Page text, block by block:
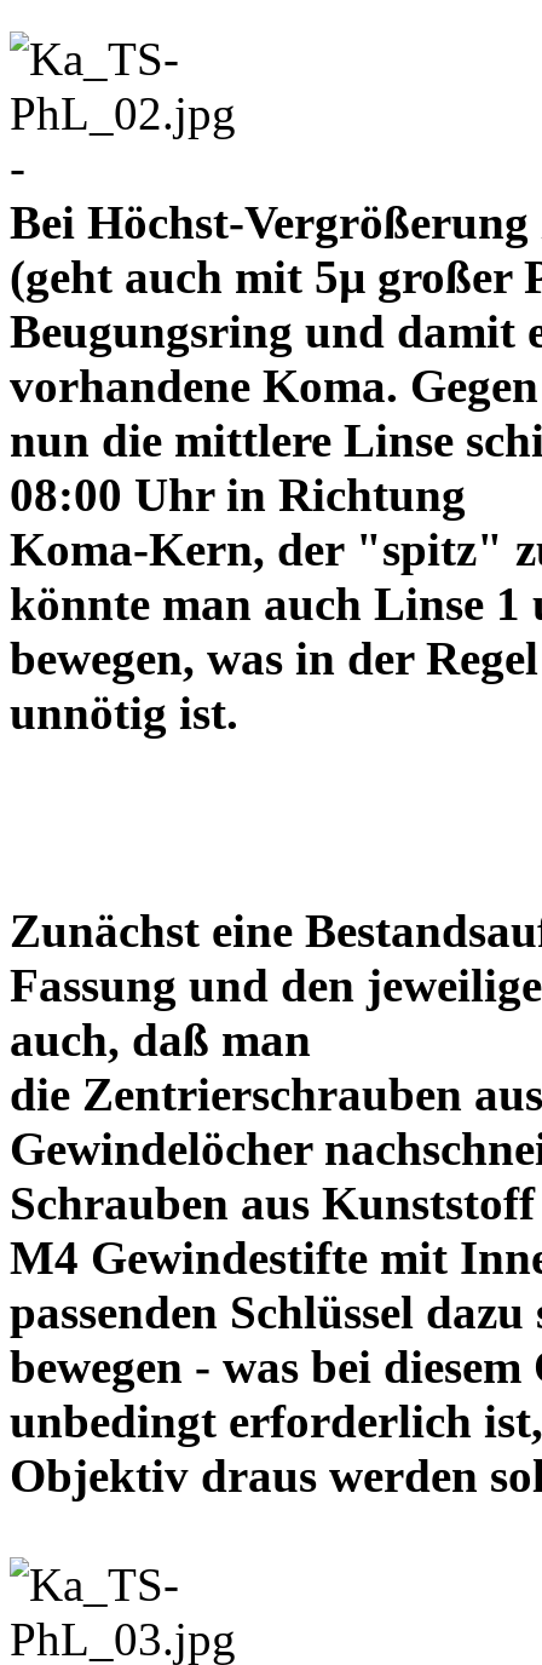
-
Bei Höchst-
(geht auch mit 5µ großer
Beugungsring und damit
vorhandene Koma.
nun die mittlere Linse
08:00 Uhr in Richtung
Koma-Kern, der "spitz"
könnte man auch Linse
bewegen, was in der Regel
unnötig ist.
Zunächst eine
Fassung und den
auch, daß man
die Zentrierschrauben
Gewindelöcher
Schrauben aus
M4 Gewindestifte mit
passenden Schlüssel
bewegen - was bei
unbedingt erforderlich
Objektiv draus